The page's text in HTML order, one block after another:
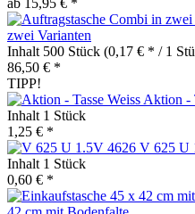
zwei Varianten
Inhalt 500 Stück (0,17 € * / 1
86,50 € *
TIPP!
Aktion -
Inhalt 1 Stück
1,25 € *
V 625 U
Inhalt 1 Stück
0,60 € *